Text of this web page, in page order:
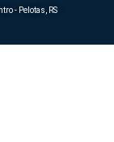
- Pelotas, RS